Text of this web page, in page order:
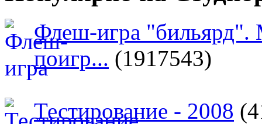
Флеш-игра "бильярд".
поигр... (1917543)
Тестирование - 2008